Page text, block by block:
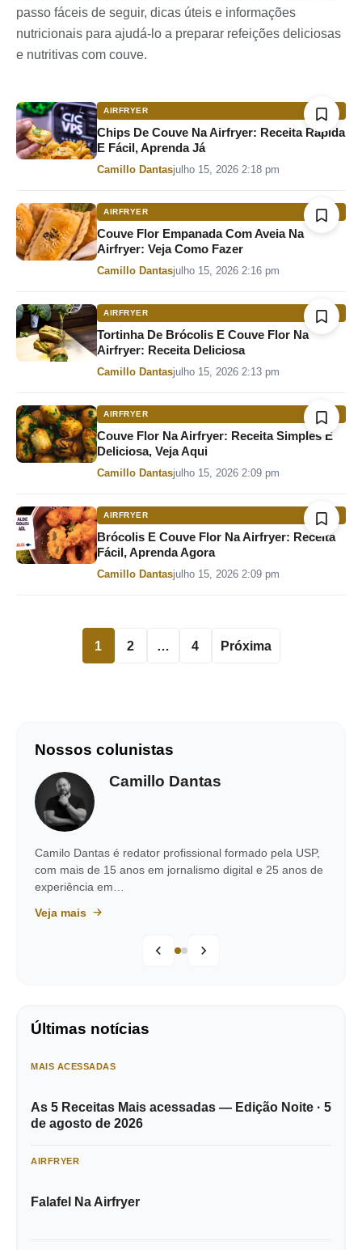
passo fáceis de seguir, dicas úteis e informações
nutricionais para ajudá-lo a preparar refeições deliciosas
e nutritivas com couve.
AIRFRYER
Chips De Couve Na Airfryer: Receita Rápida
E Fácil, Aprenda Já
Por
Camillo Dantasjulho 15, 2026 2:18 pm
AIRFRYER
Couve Flor Empanada Com Aveia Na
Airfryer: Veja Como Fazer
Por
Camillo Dantasjulho 15, 2026 2:16 pm
AIRFRYER
Tortinha De Brócolis E Couve Flor Na
Airfryer: Receita Deliciosa
Por
Camillo Dantasjulho 15, 2026 2:13 pm
AIRFRYER
Couve Flor Na Airfryer: Receita Simples E
Deliciosa, Veja Aqui
Por
Camillo Dantasjulho 15, 2026 2:09 pm
AIRFRYER
Brócolis E Couve Flor Na Airfryer: Receita
Fácil, Aprenda Agora
Por
Camillo Dantasjulho 15, 2026 2:09 pm
1 2 … 4 Próxima
Nossos colunistas
Camillo Dantas
Camilo Dantas é redator profissional formado pela USP,
com mais de 15 anos em jornalismo digital e 25 anos de
experiência em…
Veja mais
Últimas notícias
MAIS ACESSADAS
As 5 Receitas Mais acessadas — Edição Noite · 5
de agosto de 2026
AIRFRYER
Falafel Na Airfryer